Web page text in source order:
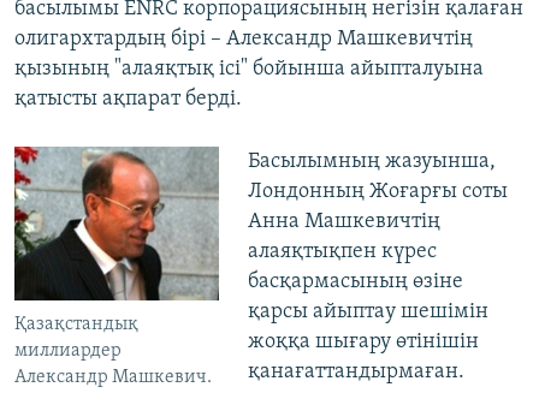
басылымы ENRC корпорациясының негізін қалаған
олигархтардың бірі – Александр Машкевичтің
қызының "алаяқтық ісі" бойынша айыпталуына
қатысты ақпарат берді.
Қазақстандық
миллиардер
Александр Машкевич.
Басылымның жазуынша,
Лондонның Жоғарғы соты
Анна Машкевичтің
алаяқтықпен күрес
басқармасының өзіне
қарсы айыптау шешімін
жоққа шығару өтінішін
қанағаттандырмаған.